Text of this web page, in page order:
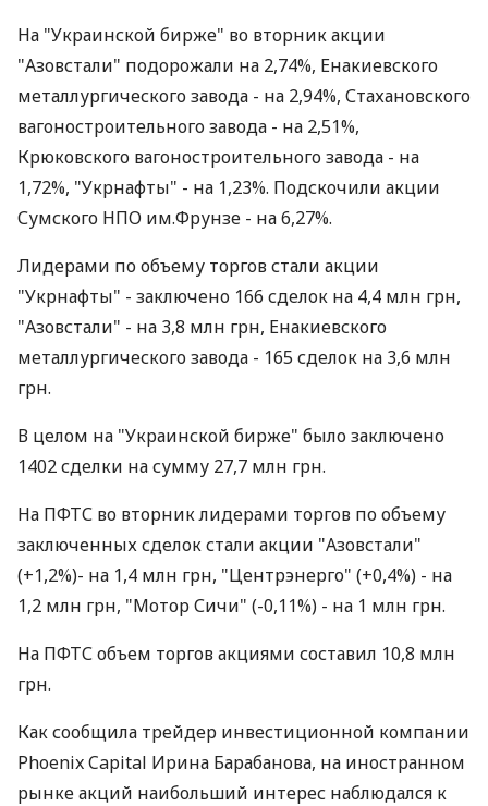
На "Украинской бирже" во вторник акции
"Азовстали" подорожали на 2,74%, Енакиевского
металлургического завода - на 2,94%, Стахановского
вагоностроительного завода - на 2,51%,
Крюковского вагоностроительного завода - на
1,72%, "Укрнафты" - на 1,23%. Подскочили акции
Сумского НПО им.Фрунзе - на 6,27%.
Лидерами по объему торгов стали акции
"Укрнафты" - заключено 166 сделок на 4,4 млн грн,
"Азовстали" - на 3,8 млн грн, Енакиевского
металлургического завода - 165 сделок на 3,6 млн
грн.
В целом на "Украинской бирже" было заключено
1402 сделки на сумму 27,7 млн грн.
На ПФТС во вторник лидерами торгов по объему
заключенных сделок стали акции "Азовстали"
(+1,2%)- на 1,4 млн грн, "Центрэнерго" (+0,4%) - на
1,2 млн грн, "Мотор Сичи" (-0,11%) - на 1 млн грн.
На ПФТС объем торгов акциями составил 10,8 млн
грн.
Как сообщила трейдер инвестиционной компании
Phoenix Capital Ирина Барабанова, на иностранном
рынке акций наибольший интерес наблюдался к